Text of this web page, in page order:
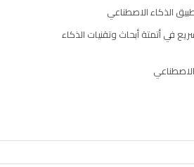
الذكاء الاصطناعي
في أتمتة أبحاث وتقنيات الذكاء